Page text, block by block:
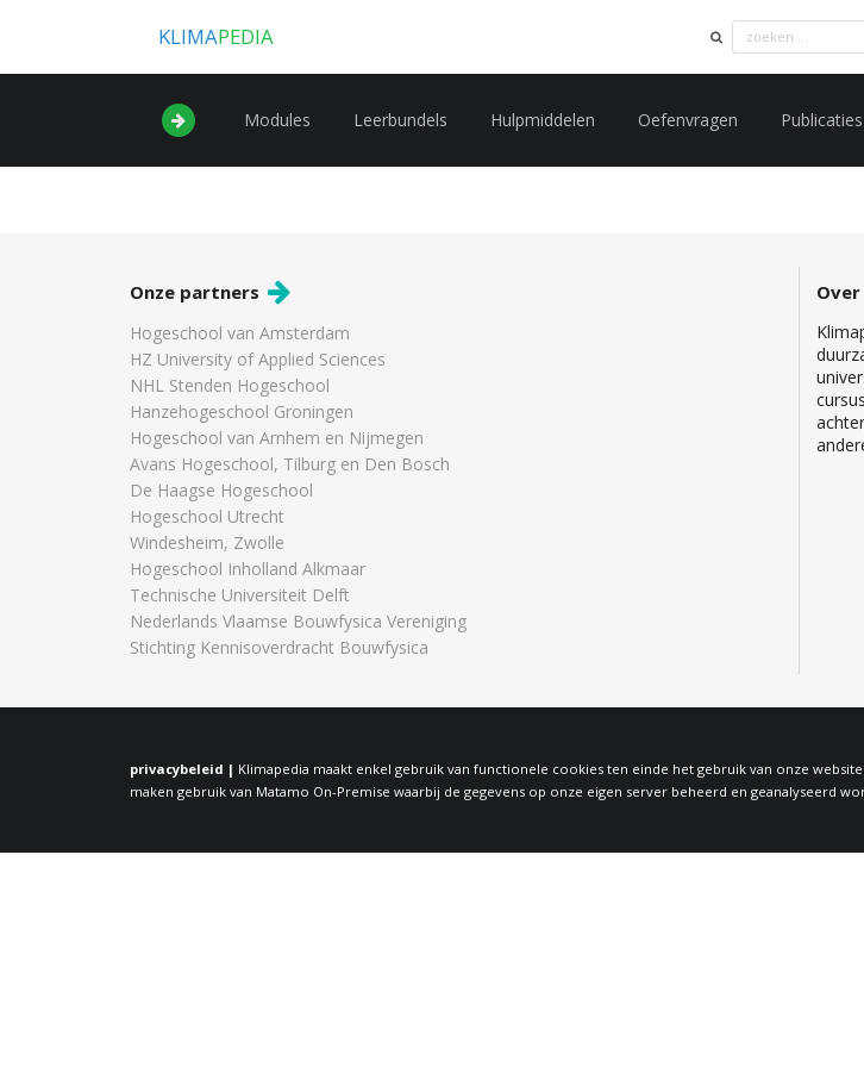
KLIMAPEDIA
Modules Leerbundels Hulpmiddelen Oefenvragen Publicaties
Onze partners
Hogeschool van Amsterdam
HZ University of Applied Sciences
NHL Stenden Hogeschool
Hanzehogeschool Groningen
Hogeschool van Arnhem en Nijmegen
Avans Hogeschool, Tilburg en Den Bosch
De Haagse Hogeschool
Hogeschool Utrecht
Windesheim, Zwolle
Hogeschool Inholland Alkmaar
Technische Universiteit Delft
Nederlands Vlaamse Bouwfysica Vereniging
Stichting Kennisoverdracht Bouwfysica
privacybeleid | Klimapedia maakt enkel gebruik van functionele cookies ten einde het gebruik van onze
maken gebruik van Matamo On-Premise waarbij de gegevens op onze eigen server beheerd en geanalyseerd